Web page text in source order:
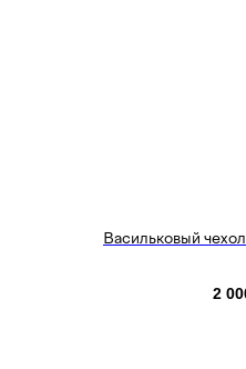
Васильковый
2